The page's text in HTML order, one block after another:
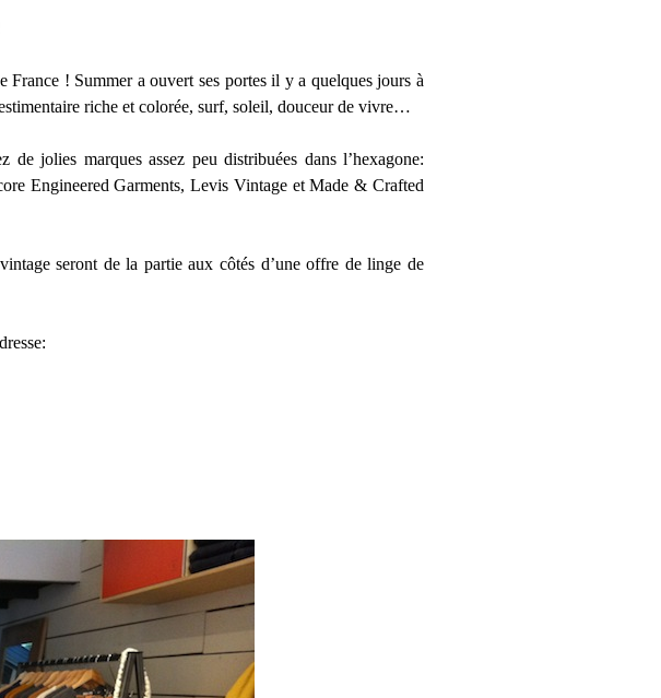
! Summer a ouvert ses portes il y a quelques jours à
riche et colorée, surf, soleil, douceur de vivre…
jolies marques assez peu distribuées dans l’hexagone:
Engineered Garments, Levis Vintage et Made & Crafted
seront de la partie aux côtés d’une offre de linge de